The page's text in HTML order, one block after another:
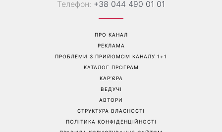
способів повернути стопам
м'якість без дорогого
поєднання сонячного
затемнення, Персеїди та
параду планет – коли їх
можна побачити